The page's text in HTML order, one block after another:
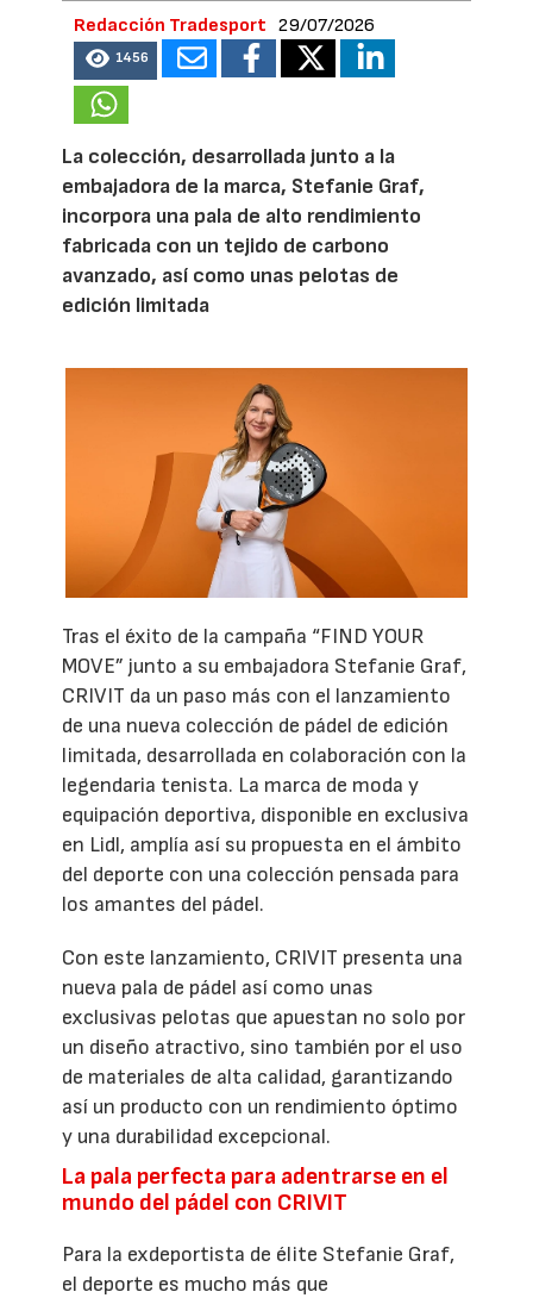
Redacción Tradesport 29/07/2026
1456
La colección, desarrollada junto a la
embajadora de la marca, Stefanie Graf,
incorpora una pala de alto rendimiento
fabricada con un tejido de carbono
avanzado, así como unas pelotas de
edición limitada
Tras el éxito de la campaña “FIND YOUR
MOVE” junto a su embajadora Stefanie Graf,
CRIVIT da un paso más con el lanzamiento
de una nueva colección de pádel de edición
limitada, desarrollada en colaboración con la
legendaria tenista. La marca de moda y
equipación deportiva, disponible en exclusiva
en Lidl, amplía así su propuesta en el ámbito
del deporte con una colección pensada para
los amantes del pádel.
Con este lanzamiento, CRIVIT presenta una
nueva pala de pádel así como unas
exclusivas pelotas que apuestan no solo por
un diseño atractivo, sino también por el uso
de materiales de alta calidad, garantizando
así un producto con un rendimiento óptimo
y una durabilidad excepcional.
La pala perfecta para adentrarse en el
mundo del pádel con CRIVIT
Para la exdeportista de élite Stefanie Graf,
el deporte es mucho más que